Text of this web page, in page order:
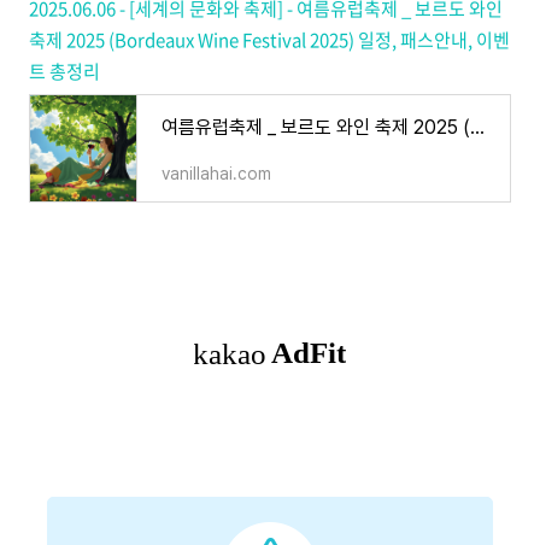
2025.06.06 - [세계의 문화와 축제] - 여름유럽축제 _ 보르도 와인
축제 2025 (Bordeaux Wine Festival 2025) 일정, 패스안내, 이벤
트 총정리
여름유럽축제 _ 보르도 와인 축제 2025 (Bordeaux Wine Festival 2025) 일정, 패스안내, 이벤트 총정리
vanillahai.com